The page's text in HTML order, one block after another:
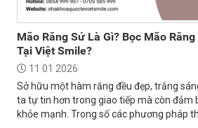
Mão Răng Sứ Là Gì? Bọc Mão
Tại Việt Smile?
11 01 2026
Sở hữu một hàm răng đều đẹp, trắng
ta tự tin hơn trong giao tiếp mà còn đảm
khỏe mạnh. Trong số các phương pháp